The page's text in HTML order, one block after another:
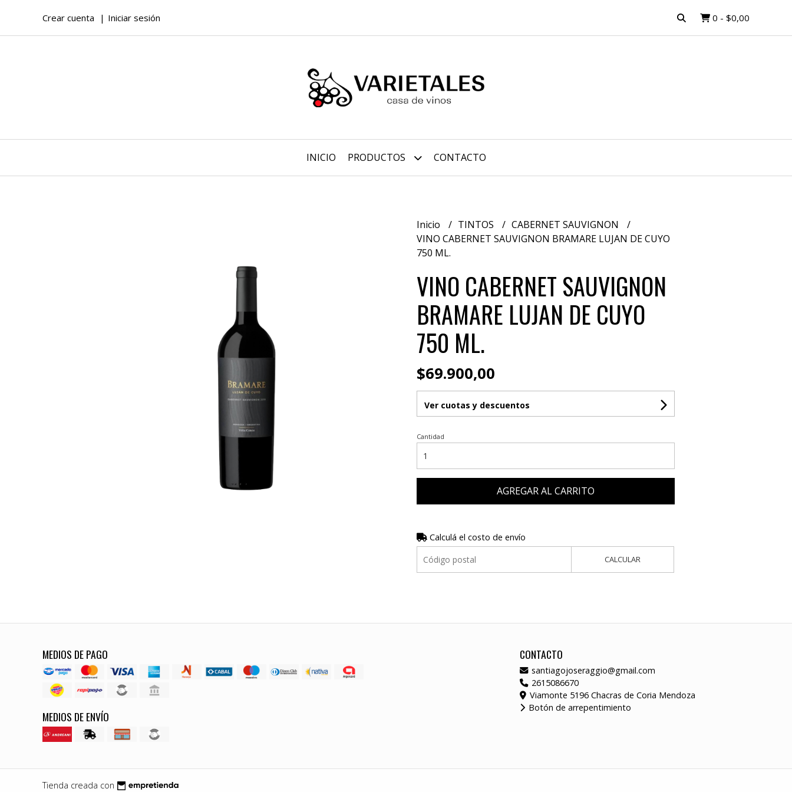
Crear cuenta Iniciar sesión 0 - $0,00
INICIO PRODUCTOS CONTACTO
Inicio TINTOS
CABERNET SAUVIGNON
VINO CABERNET SAUVIGNON BRAMARE LUJAN DE CUYO
750 ML.
VINO CABERNET SAUVIGNON
BRAMARE LUJAN DE CUYO
750 ML.
$69.900,00
Ver cuotas y descuentos
Cantidad
AGREGAR AL CARRITO
Calculá el costo de envío
CALCULAR
MEDIOS DE PAGO
MEDIOS DE ENVÍO
CONTACTO
santiagojoseraggio@gmail.com
2615086670
Viamonte 5196 Chacras de Coria Mendoza
Botón de arrepentimiento
Tienda creada con